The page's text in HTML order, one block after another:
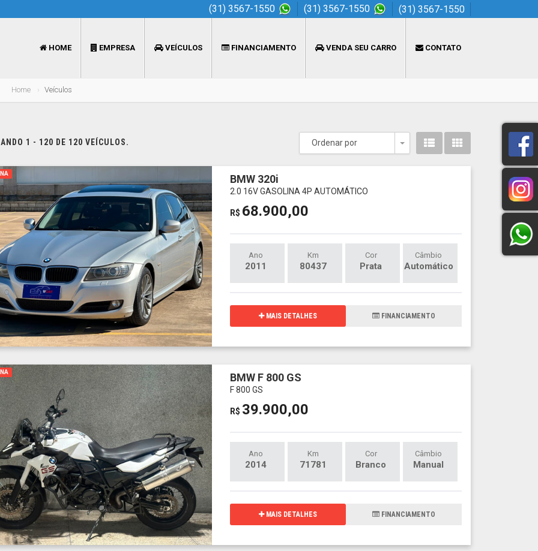
(31) 3567-1550 (31) 3567-1550 (31) 3567-1550
HOME EMPRESA VEÍCULOS FINANCIAMENTO VENDA SEU CARRO CONTATO
Home Veículos
1 - 120 DE 120 VEÍCULOS. Ordenar por
Toggle Dropdown
BMW 320i
2.0 16V GASOLINA 4P AUTOMÁTICO
R$ 68.900,00
Ano
2011
Km
80437
Cor
Prata
Câmbio
Automático
MAIS DETALHES FINANCIAMENTO
BMW F 800 GS
F 800 GS
R$ 39.900,00
Ano
2014
Km
71781
Cor
Branco
Câmbio
Manual
MAIS DETALHES FINANCIAMENTO